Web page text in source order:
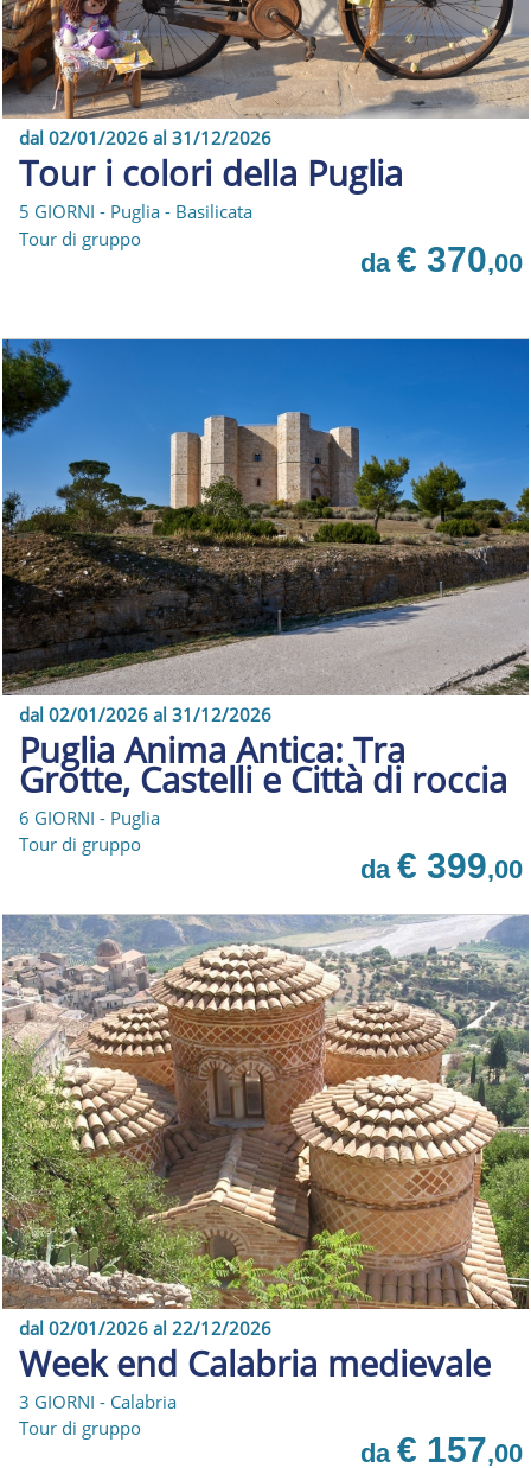
dal 02/01/2026 al 31/12/2026
Tour i colori della Puglia
5 GIORNI - Puglia - Basilicata
Tour di gruppo
da € 370,00
dal 02/01/2026 al 31/12/2026
Puglia Anima Antica: Tra
Grotte, Castelli e Città di roccia
6 GIORNI - Puglia
Tour di gruppo
da € 399,00
dal 02/01/2026 al 22/12/2026
Week end Calabria medievale
3 GIORNI - Calabria
Tour di gruppo
da € 157,00